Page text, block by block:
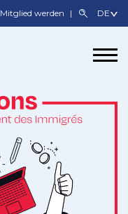
Mitglied werden